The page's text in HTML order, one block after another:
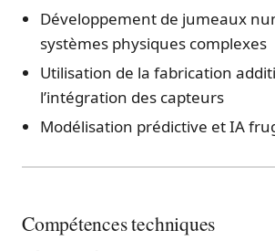
Développement de jumeaux
systèmes physiques complexes
Utilisation de la fabrication
l’intégration des capteurs
Modélisation prédictive et IA
Compétences techniques